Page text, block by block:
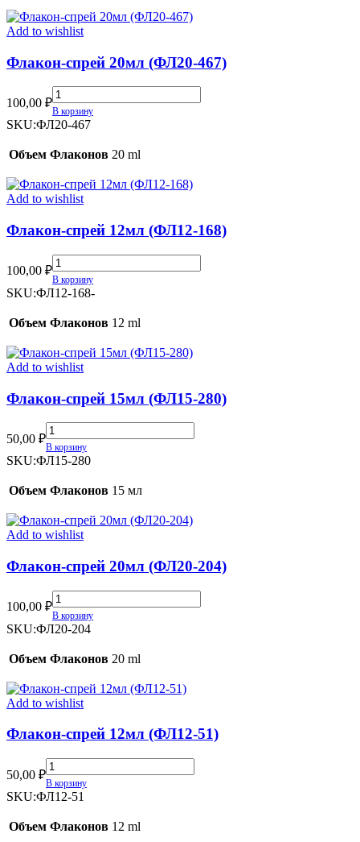
Add to wishlist
Флакон-спрей 20мл (ФЛ20-467)
100,00 ₽
Флакон-
спрей
20мл
467)
В корзину
SKU:ФЛ20-467
Объем Флаконов 20 ml
Add to wishlist
Флакон-спрей 12мл (ФЛ12-168)
100,00 ₽
Флакон-
спрей
12мл
168)
В корзину
SKU:ФЛ12-168-
Объем Флаконов 12 ml
Add to wishlist
Флакон-спрей 15мл (ФЛ15-280)
50,00 ₽
Флакон-
спрей
15мл
280)
В корзину
SKU:ФЛ15-280
Объем Флаконов 15 мл
Add to wishlist
Флакон-спрей 20мл (ФЛ20-204)
100,00 ₽
Флакон-
спрей
20мл
204)
В корзину
SKU:ФЛ20-204
Объем Флаконов 20 ml
Add to wishlist
Флакон-спрей 12мл (ФЛ12-51)
50,00 ₽
Флакон-
спрей
12мл
51)
В корзину
SKU:ФЛ12-51
Объем Флаконов 12 ml